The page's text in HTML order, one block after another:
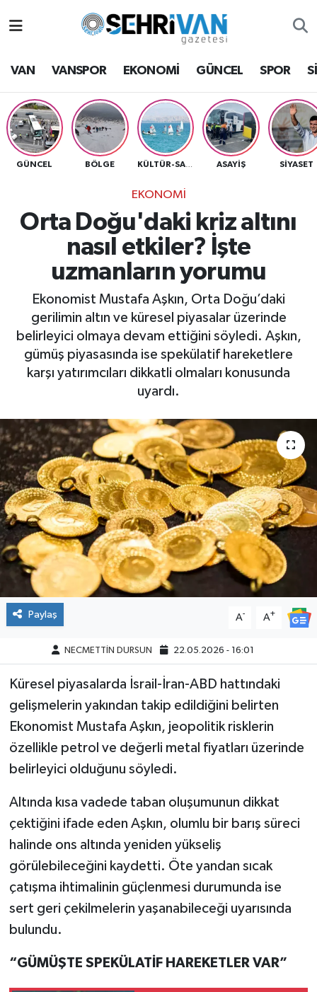
VAN VANSPOR EKONOMİ GÜNCEL SPOR
GÜNCEL BÖLGE KÜLTÜR-SANAT ASAYİŞ SİYASET
EKONOMİ
Orta Doğu'daki kriz altını
nasıl etkiler? İşte
uzmanların yorumu
Ekonomist Mustafa Aşkın, Orta Doğu’daki
gerilimin altın ve küresel piyasalar üzerinde
belirleyici olmaya devam ettiğini söyledi. Aşkın,
gümüş piyasasında ise spekülatif hareketlere
karşı yatırımcıları dikkatli olmaları konusunda
uyardı.
Paylaş A- A+
NECMETTİN DURSUN 22.05.2026 - 16:01
Küresel piyasalarda İsrail-İran-ABD hattındaki
gelişmelerin yakından takip edildiğini belirten
Ekonomist Mustafa Aşkın, jeopolitik risklerin
özellikle petrol ve değerli metal fiyatları üzerinde
belirleyici olduğunu söyledi.
Altında kısa vadede taban oluşumunun dikkat
çektiğini ifade eden Aşkın, olumlu bir barış süreci
halinde ons altında yeniden yükseliş
görülebileceğini kaydetti. Öte yandan sıcak
çatışma ihtimalinin güçlenmesi durumunda ise
sert geri çekilmelerin yaşanabileceği uyarısında
bulundu.
“GÜMÜŞTE SPEKÜLATİF HAREKETLER VAR”
Van Hava Durumu
VAN Namaz Vakitleri
Van Trafik Yoğunluk Haritası
Süper Lig Puan Durumu ve Fikstür
Tüm Manşetler
Son Dakika Haberleri
Haber Arşivi